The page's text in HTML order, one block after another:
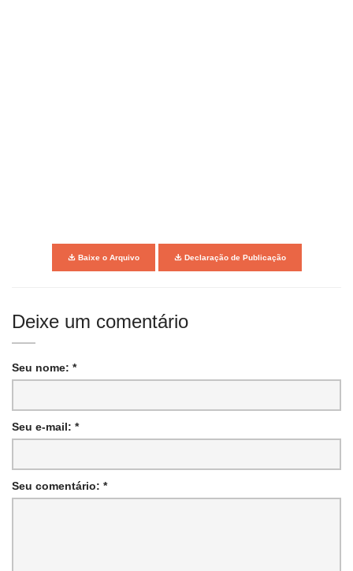
Baixe o Arquivo Declaração de Publicação
Deixe um comentário
Seu nome: *
Seu e-mail: *
Seu comentário: *